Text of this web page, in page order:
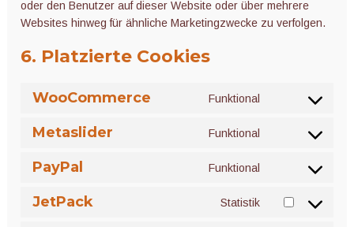
oder den Benutzer auf dieser Website oder über mehrere
Websites hinweg für ähnliche Marketingzwecke zu verfolgen.
6. Platzierte Cookies
WooCommerce Funktional
Consent
Metaslider Funktional
Consent
PayPal Funktional
Consent
service
JetPack Statistik
Consent